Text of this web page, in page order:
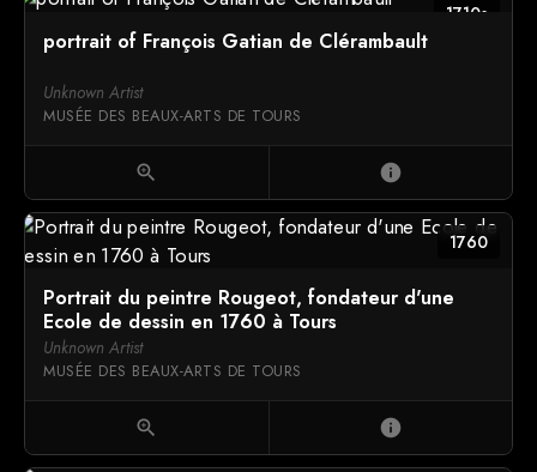
1710s
portrait of François Gatian de Clérambault
Unknown Artist
MUSÉE DES BEAUX-ARTS DE TOURS
zoom_in info
1760
Portrait du peintre Rougeot, fondateur d'une
Ecole de dessin en 1760 à Tours
Unknown Artist
MUSÉE DES BEAUX-ARTS DE TOURS
zoom_in info